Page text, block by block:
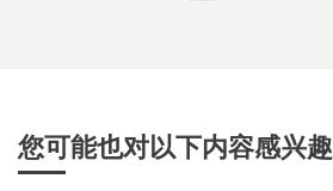
您可能也对以下内容感兴趣